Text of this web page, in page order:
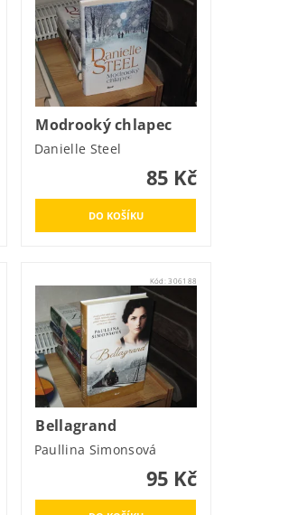
Modrooký chlapec
Danielle Steel
85 Kč
Kód:306188
Bellagrand
Paullina Simonsová
95 Kč